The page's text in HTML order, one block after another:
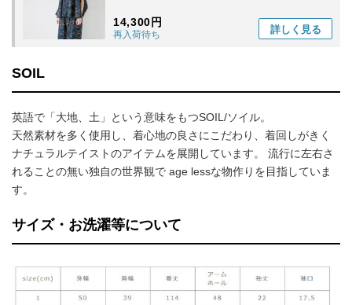
14,300円
再入荷待ち 詳しく 見る
SOIL
英語で「大地、土」という意味をもつSOIL/ソイル。
天然素材を多く使用し、着心地の良さにこだわり、着回しがきく
ナチュラルテイストのアイテムを展開しています。 流行に左右さ
れることの無い独自の世界観で age lessな物作りを目指していま
す。
サイズ・お洗濯等について